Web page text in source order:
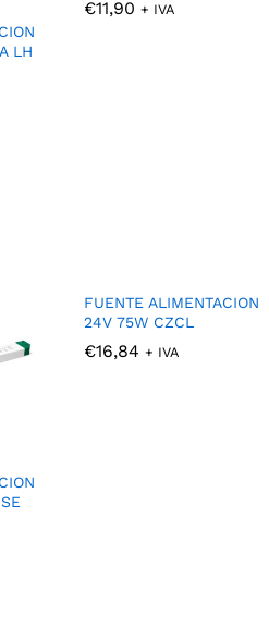
LH
€11,90 + IVA
€11,90
FUENTE ALIMENTACION
24V 75W CZCL
€16,84 + IVA
€16,84